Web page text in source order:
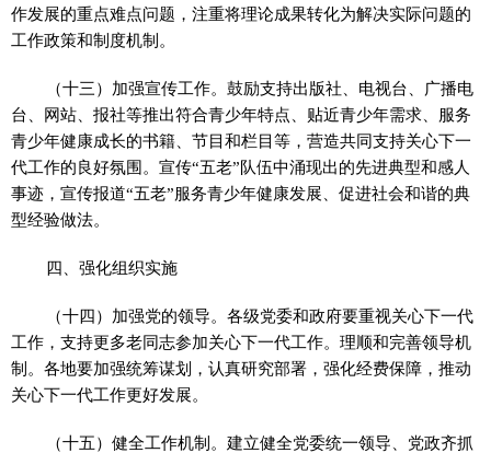
作发展的重点难点问题，注重将理论成果转化为解决实际问题的
工作政策和制度机制。
（十三）加强宣传工作。鼓励支持出版社、电视台、广播电
台、网站、报社等推出符合青少年特点、贴近青少年需求、服务
青少年健康成长的书籍、节目和栏目等，营造共同支持关心下一
代工作的良好氛围。宣传“五老”队伍中涌现出的先进典型和感人
事迹，宣传报道“五老”服务青少年健康发展、促进社会和谐的典
型经验做法。
四、强化组织实施
（十四）加强党的领导。各级党委和政府要重视关心下一代
工作，支持更多老同志参加关心下一代工作。理顺和完善领导机
制。各地要加强统筹谋划，认真研究部署，强化经费保障，推动
关心下一代工作更好发展。
（十五）健全工作机制。建立健全党委统一领导、党政齐抓